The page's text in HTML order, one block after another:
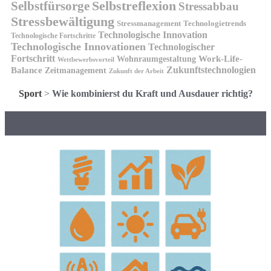
Selbstfürsorge Selbstreflexion Stressabbau
Stressbewältigung Stressmanagement Technologietrends
Technologische Fortschritte Technologische Innovation
Technologische Innovationen Technologischer
Fortschritt Wettbewerbsvorteil Wohnraumgestaltung Work-Life-
Balance Zeitmanagement Zukunft der Arbeit Zukunftstechnologien
Sport> Wie kombinierst du Kraft und Ausdauer richtig?